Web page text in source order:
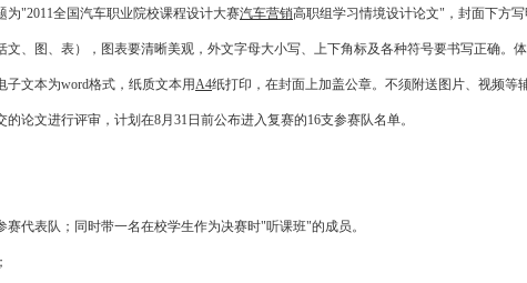
"2011全国汽车职业院校课程设计大赛汽车营销高职组学习情境设计论文"，封面下方
、图、表），图表要清晰美观，外文字母大小写、上下角标及各种符号要书写正确。体
文本为word格式，纸质文本用A4纸打印，在封面上加盖公章。不须附送图片、视频等
文进行评审，计划在8月31日前公布进入复赛的16支参赛队名单。
表队；同时带一名在校学生作为决赛时"听课班"的成员。